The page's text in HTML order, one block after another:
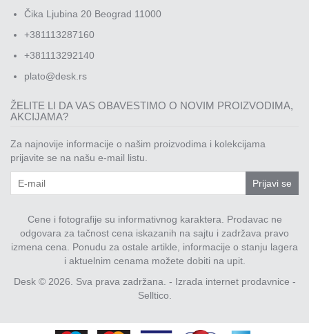
Čika Ljubina 20 Beograd 11000
+381113287160
+381113292140
plato@desk.rs
ŽELITE LI DA VAS OBAVESTIMO O NOVIM PROIZVODIMA,
AKCIJAMA?
Za najnovije informacije o našim proizvodima i kolekcijama
prijavite se na našu e-mail listu.
Prijavi se
Cene i fotografije su informativnog karaktera. Prodavac ne
odgovara za tačnost cena iskazanih na sajtu i zadržava pravo
izmena cena. Ponudu za ostale artikle, informacije o stanju lagera
i aktuelnim cenama možete dobiti na upit.
Desk © 2026. Sva prava zadržana. - Izrada internet prodavnice -
Selltico.